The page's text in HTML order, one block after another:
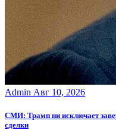
Admin Авг 10, 2026
СМИ: Трамп ни исключает
сделки